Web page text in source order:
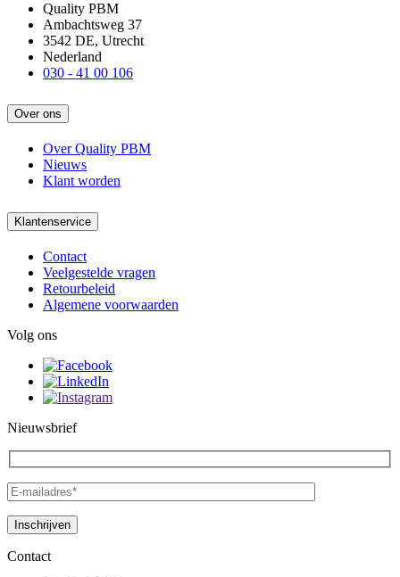
Quality PBM
Ambachtsweg 37
3542 DE, Utrecht
Nederland
030 - 41 00 106
Over ons
Over Quality PBM
Nieuws
Klant worden
Klantenservice
Contact
Veelgestelde vragen
Retourbeleid
Algemene voorwaarden
Volg ons
Nieuwsbrief
Contact